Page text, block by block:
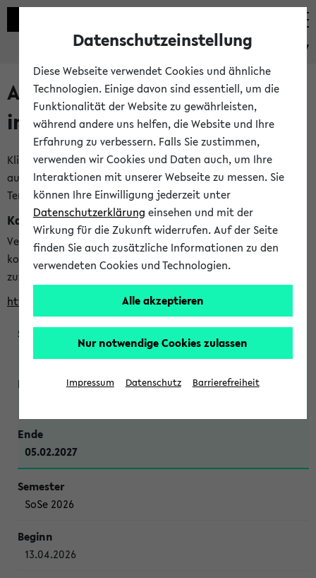
eKVV
Alle veröffentlichten Semester
im eKVV
Klicken Sie auf das Semester, welches Sie für Ihre Sitzung
auswählen möchten. Bitte beachten Sie auch die weiteren
Termine imKalender der Lehrplanung
Kalenderintegration
Verwenden Sie die folgende Adresse, um mit einer
kompatiblen Kalenderanwendung auf die Vorlesungszeiten
zuzugreifen (nähere Informationen
finden Sie hier
https://ekvv.uni-bielefeld.de/ws/calendar?vz
WiSe 2026/2027
05.02.2027
SoSe 2026
13.04.2026
Datenschutzeinstellung
Diese Webseite verwendet Cookies und ähnliche
Technologien. Einige davon sind essentiell, um die
Funktionalität der Website zu gewährleisten,
während andere uns helfen, die Website und Ihre
Erfahrung zu verbessern. Falls Sie zustimmen,
verwenden wir Cookies und Daten auch, um Ihre
Interaktionen mit unserer Webseite zu messen. Sie
können Ihre Einwilligung jederzeit unter
Datenschutzerklärung einsehen und mit der
Wirkung für die Zukunft widerrufen. Auf der Seite
finden Sie auch zusätzliche Informationen zu den
verwendeten Cookies und Technologien.
Alle akzeptieren
Nur notwendige Cookies zulassen
Impressum Datenschutz Barrierefreiheit